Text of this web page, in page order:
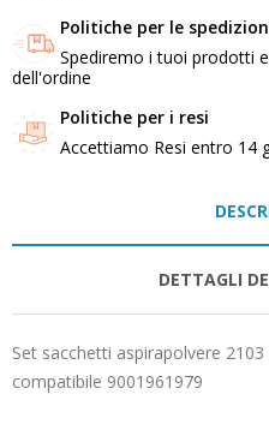
Politiche per le
Spediremo i tuoi prodotti
dell'ordine
Politiche per i resi
Accettiamo Resi entro 14
DETTAGLI
Set sacchetti aspirapolvere
compatibile 9001961979